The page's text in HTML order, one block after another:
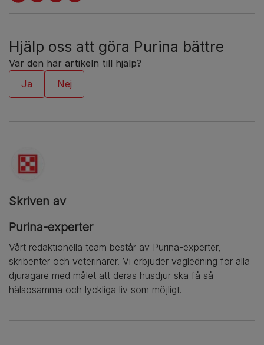
Hjälp oss att göra Purina bättre
Var den här artikeln till hjälp?
Skriven av
Purina-experter
Vårt redaktionella team består av Purina-experter,
skribenter och veterinärer. Vi erbjuder vägledning för alla
djurägare med målet att deras husdjur ska få så
hälsosamma och lyckliga liv som möjligt.